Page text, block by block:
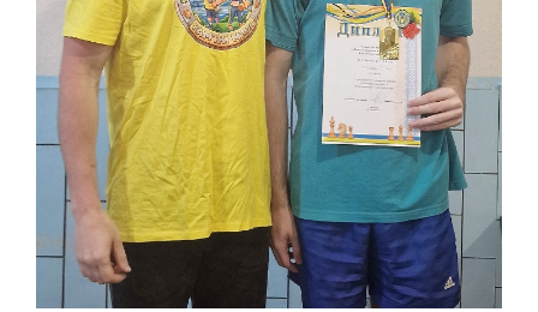
ПЛАВАННЯ
СТРИБКИ З ТРАМПЛІНУ
СИНХРОННЕ ПЛАВАННЯ
ГРЕБЛЯ
ВОДНИЙ ТУРИЗМ
ГІМНАСТИКА
ХУДОЖНЯ
СПОРТИВНА
АКРОБАТИКА